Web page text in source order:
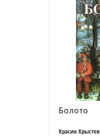
Болото
Красин Крыстев